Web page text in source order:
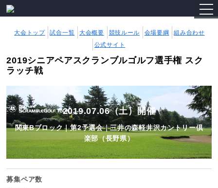
大会トップ 試合一覧 大会概要 競技ルール 会場要綱
組み合わせ
公式サイト
2019シニアペアスクランブルゴルフ選手権 スク
ラッチ戦
2019.07.06（土）開催
関東Bブロック｜第2予選会｜三井の森軽井沢カントリー倶
楽部（長野県）
募集ペア数